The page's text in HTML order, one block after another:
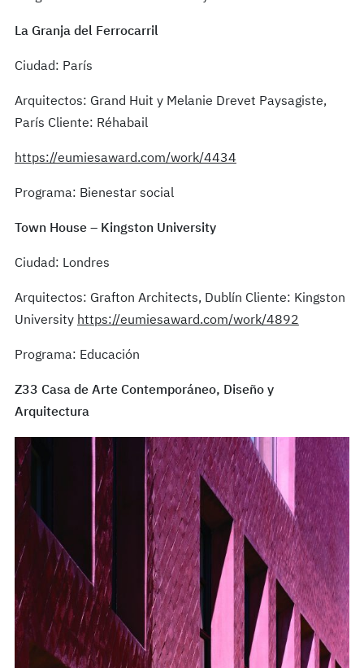
La Granja del Ferrocarril
Ciudad: París
Arquitectos: Grand Huit y Melanie Drevet Paysagiste,
París Cliente: Réhabail
https://eumiesaward.com/work/4434
Programa: Bienestar social
Town House – Kingston University
Ciudad: Londres
Arquitectos: Grafton Architects, Dublín Cliente: Kingston
University https://eumiesaward.com/work/4892
Programa: Educación
Z33 Casa de Arte Contemporáneo, Diseño y
Arquitectura